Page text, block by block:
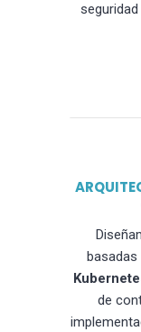
basadas
de